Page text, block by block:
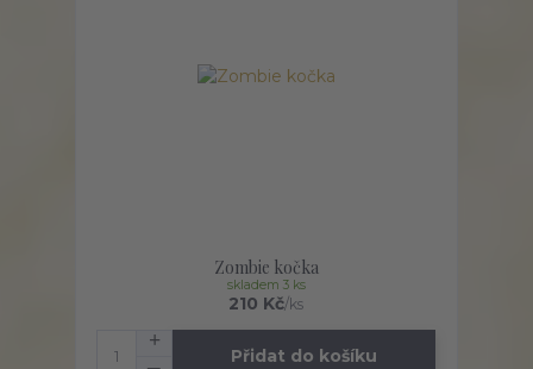
Zombie kočka
210 Kč/ks
skladem 3 ks
Přidat do košíku